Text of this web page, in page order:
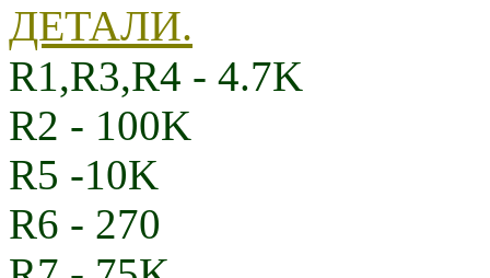
ДЕТАЛИ.
R1,R3,R4 - 4.7K
R2 - 100K
R5 -10K
R6 - 270